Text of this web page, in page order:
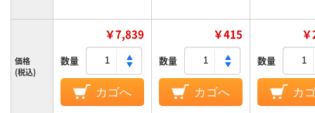
価格
(税込)
￥7,839
数量
カゴへ
￥415
数量
カゴへ
数量
カ